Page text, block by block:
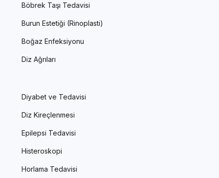
Böbrek Taşı Tedavisi
Burun Estetiği (Rinoplasti)
Boğaz Enfeksiyonu
Diz Ağrıları
Diyabet ve Tedavisi
Diz Kireçlenmesi
Epilepsi Tedavisi
Histeroskopi
Horlama Tedavisi